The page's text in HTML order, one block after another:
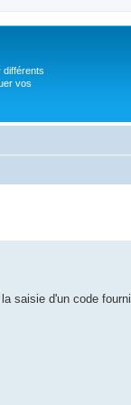
différents
vos
saisie d'un code fourni